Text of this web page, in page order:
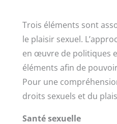
Trois éléments sont
le plaisir sexuel.
en œuvre de politiques
éléments afin de
Pour une
droits sexuels et du
Santé sexuelle